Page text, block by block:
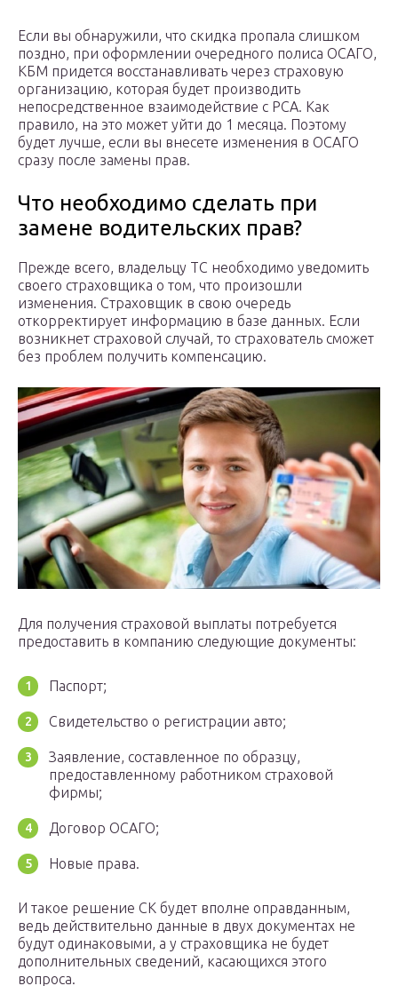
Если вы обнаружили, что скидка пропала слишком
поздно, при оформлении очередного полиса ОСАГО,
КБМ придется восстанавливать через страховую
организацию, которая будет производить
непосредственное взаимодействие с РСА. Как
правило, на это может уйти до 1 месяца. Поэтому
будет лучше, если вы внесете изменения в ОСАГО
сразу после замены прав.
Что необходимо сделать при
замене водительских прав?
Прежде всего, владельцу ТС необходимо уведомить
своего страховщика о том, что произошли
изменения. Страховщик в свою очередь
откорректирует информацию в базе данных. Если
возникнет страховой случай, то страхователь сможет
без проблем получить компенсацию.
Для получения страховой выплаты потребуется
предоставить в компанию следующие документы:
Паспорт;
Свидетельство о регистрации авто;
Заявление, составленное по образцу,
предоставленному работником страховой
фирмы;
Договор ОСАГО;
Новые права.
И такое решение СК будет вполне оправданным,
ведь действительно данные в двух документах не
будут одинаковыми, а у страховщика не будет
дополнительных сведений, касающихся этого
вопроса.